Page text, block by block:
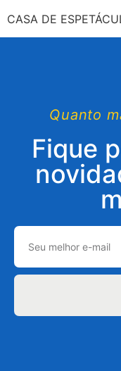
CASA DE
Quanto
Fique